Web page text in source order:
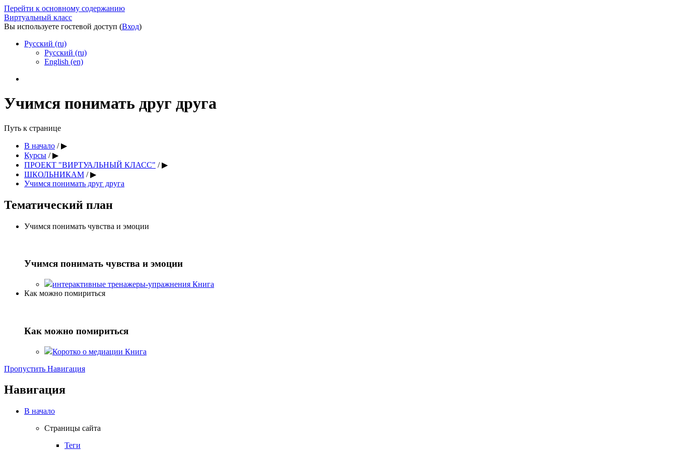
Перейти к основному содержанию
Виртуальный класс
Вы используете гостевой доступ (Вход)
Русский ‎(ru)‎
Русский ‎(ru)‎
English ‎(en)‎
Учимся понимать друг друга
Путь к странице
В начало / ▶︎
Курсы / ▶︎
ПРОЕКТ "ВИРТУАЛЬНЫЙ КЛАСС" / ▶︎
ШКОЛЬНИКАМ / ▶︎
Учимся понимать друг друга
Тематический план
Учимся понимать чувства и эмоции
Учимся понимать чувства и эмоции
интерактивные тренажеры-упражнения Книга
Как можно помириться
Как можно помириться
Коротко о медиации Книга
Пропустить Навигация
Навигация
В начало
Страницы сайта
Теги